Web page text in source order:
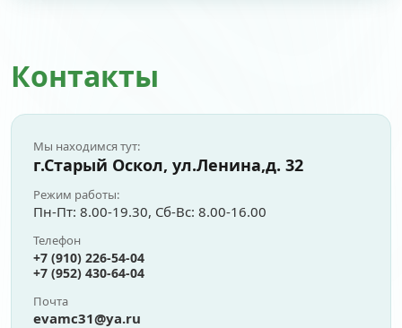
Контакты
Мы находимся тут:
г.Старый Оскол, ул.Ленина,д. 32
Режим работы:
Пн-Пт: 8.00-19.30, Сб-Вс: 8.00-16.00⠀
Телефон
+7 (910) 226-54-04
+7 (952) 430-64-04
Почта
evamc31@ya.ru